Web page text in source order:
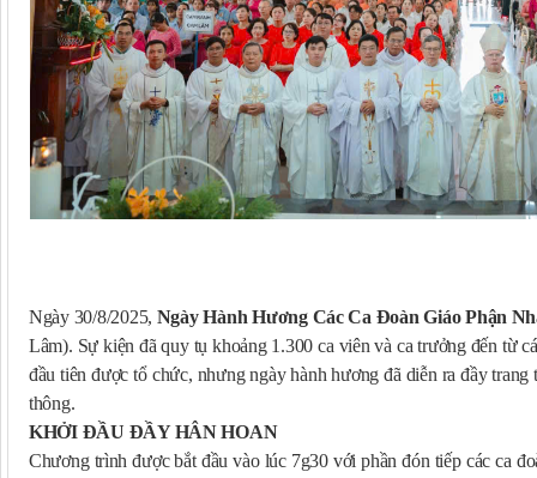
Ngày 30/8/2025, Ngày Hành Hương Các Ca Đoàn Giáo Phận
Lâm). Sự kiện đã quy tụ khoảng 1.300 ca viên và ca trưởng đến từ
đầu tiên được tổ chức, nhưng ngày hành hương đã diễn ra đầy
thông.
KHỞI ĐẦU ĐẦY HÂN HOAN
Chương trình được bắt đầu vào lúc 7g30 với phần đón tiếp các ca